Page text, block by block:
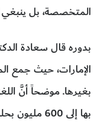
المتخصصة، بل ينبغي
بدوره قال سعادة
الإمارات، حيث جمع
بها إلى 600 مليون بحلول عام 2050.